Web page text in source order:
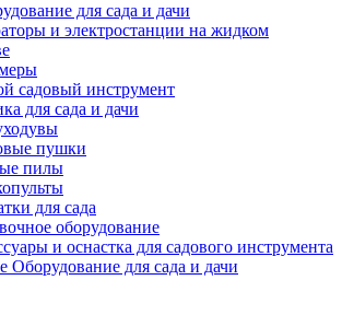
для сада и дачи
и электростанции на жидком
садовый инструмент
для сада и дачи
пушки
пилы
для сада
оборудование
и оснастка для садового инструмента
Оборудование для сада и дачи